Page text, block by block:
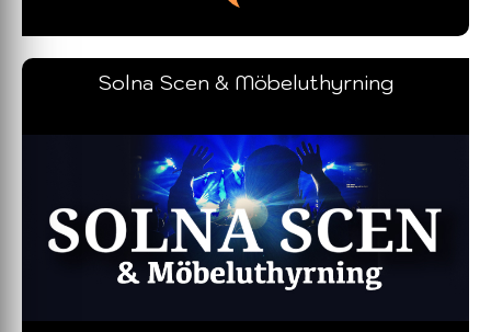
Solna Scen & Möbeluthyrning